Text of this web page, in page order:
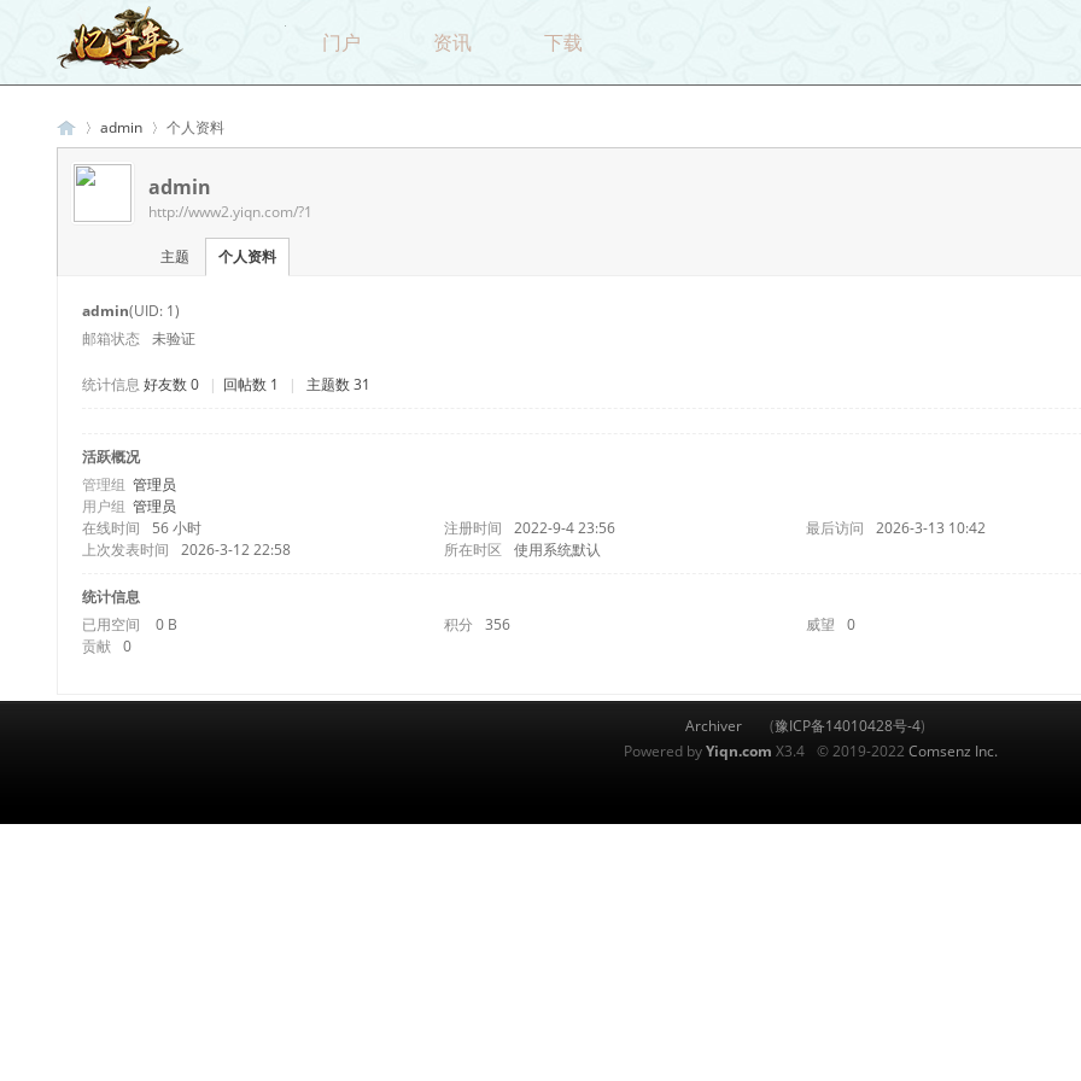
门户 资讯 下载
admin 个人资料
admin
http://www2.yiqn.com/?1
主题 个人资料
admin(UID: 1)
邮箱状态
未验证
统计信息 好友数 0 | 回帖数 1 | 主题数 31
活跃概况
管理组 管理员
用户组 管理员
在线时间
56 小时 注册时间 2022-9-4 23:56 最后访问 2026-3-13 10:42
上次发表时间
2026-3-12 22:58 所在时区 使用系统默认
统计信息
已用空间
0 B 积分 356 威望 0
贡献 0
Archiver (豫ICP备14010428号-4)
Powered byYiqn.com X3.4 © 2019-2022 Comsenz Inc.